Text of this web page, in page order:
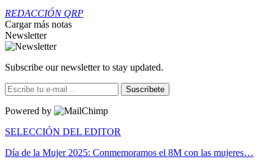
REDACCIÓN QRP
Cargar más notas
Newsletter
Subscribe our newsletter to stay updated.
Suscríbete
Powered by
SELECCIÓN DEL EDITOR
Día de la Mujer 2025: Conmemoramos el 8M con las mujeres…